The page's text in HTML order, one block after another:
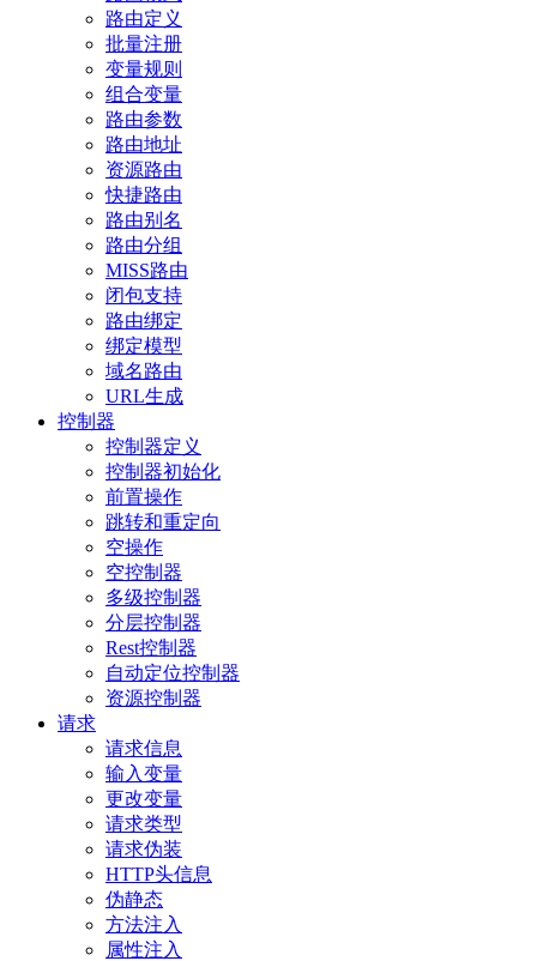
路由定义
批量注册
变量规则
组合变量
路由参数
路由地址
资源路由
快捷路由
路由别名
路由分组
MISS路由
闭包支持
路由绑定
绑定模型
域名路由
URL生成
控制器
控制器定义
控制器初始化
前置操作
跳转和重定向
空操作
空控制器
多级控制器
分层控制器
Rest控制器
自动定位控制器
资源控制器
请求
请求信息
输入变量
更改变量
请求类型
请求伪装
HTTP头信息
伪静态
方法注入
属性注入